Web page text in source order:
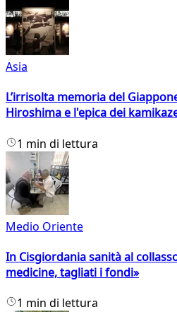
Asia
L’irrisolta memoria del
Hiroshima e l'epica dei
1 min di lettura
Medio Oriente
In Cisgiordania sanità al
medicine, tagliati i fondi»
1 min di lettura